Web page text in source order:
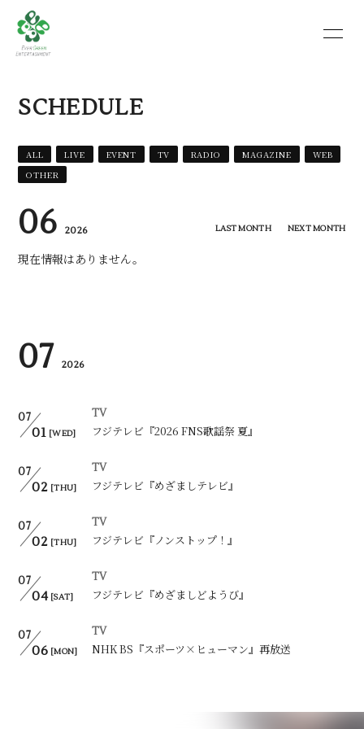
SCHEDULE
VIDEO
SCHEDULE
ALL LIVE EVENT TV RADIO MAGAZINE
WEB
OTHER
06 2026 LAST MONTH NEXT MONTH
現在情報はありません。
07 2026
07
01 [WED]
TV
フジテレビ『2026 FNS歌謡祭 夏』
07
02 [THU]
TV
フジテレビ『めざましテレビ』
07
02 [THU]
TV
フジテレビ『ノンストップ！』
07
04 [SAT]
TV
フジテレビ『めざましどようび』
07
06 [MON]
TV
NHK BS『スポーツ×ヒューマン』再放送